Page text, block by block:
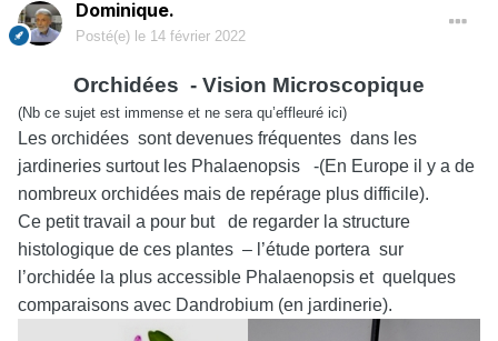
Dominique.
Posté(e) le 14 février 2022
Orchidées - Vision Microscopique
(Nb ce sujet est immense et ne sera qu’effleuré ici)
Les orchidées sont devenues fréquentes dans les
jardineries surtout les Phalaenopsis -(En Europe il y a de
nombreux orchidées mais de repérage plus difficile).
Ce petit travail a pour but de regarder la structure
histologique de ces plantes – l’étude portera sur
l’orchidée la plus accessible Phalaenopsis et quelques
comparaisons avec Dandrobium (en jardinerie).